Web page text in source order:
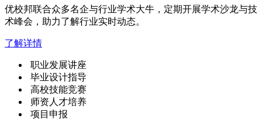
优校邦联合众多名企与行业学术大牛，定期开展学术沙龙与技
术峰会，助力了解行业实时动态。
了解详情
职业发展讲座
毕业设计指导
高校技能竞赛
师资人才培养
项目申报